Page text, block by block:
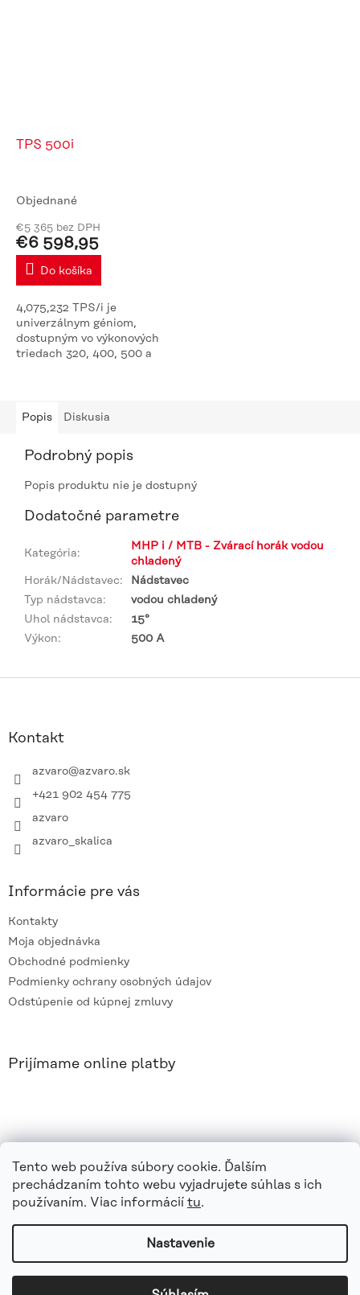
Tento web používa súbory cookie. Ďalším
prechádzaním tohto webu vyjadrujete súhlas s ich
používaním. Viac informácií tu.
Nastavenie
TPS 500i
Objednané
€5 365 bez DPH
€6 598,95
Do košíka
4,075,232 TPS/i je
univerzálnym géniom,
dostupným vo výkonových
triedach 320, 400, 500 a
mierou zlepšili...
Popis Diskusia
Podrobný popis
Popis produktu nie je dostupný
Dodatočné parametre
Kategória:
MHP i / MTB - Zvárací horák vodou
chladený
Horák/Nádstavec:
Nádstavec
Typ nádstavca:
vodou chladený
Uhol nádstavca:
15°
Výkon: 500 A
Kontakt
azvaro@azvaro.sk
+421 902 454 775
azvaro
azvaro_skalica
Informácie pre vás
Kontakty
Moja objednávka
Obchodné podmienky
Podmienky ochrany osobných údajov
Odstúpenie od kúpnej zmluvy
Prijímame online platby
Vytvoril Shoptet|